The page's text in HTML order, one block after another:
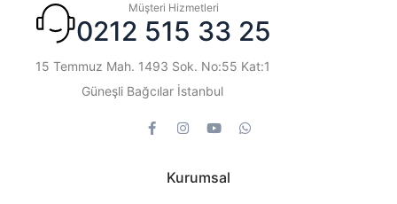
Müşteri Hizmetleri
0212 515 33 25
15 Temmuz Mah. 1493 Sok. No:55 Kat:1
Güneşli Bağcılar İstanbul
Kurumsal